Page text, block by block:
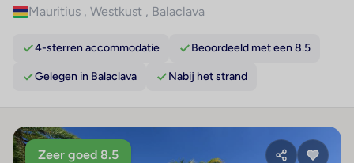
Mauritius , Westkust , Balaclava
4-sterren accommodatie Beoordeeld met een 8.5
Gelegen in Balaclava Nabij het strand
Zeer goed 8.5